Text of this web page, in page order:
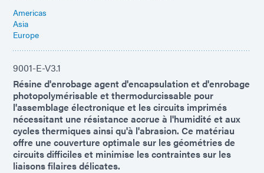
Americas
Asia
Europe
9001-E-V3.1
Résine d'enrobage agent d'encapsulation et d'enrobage
photopolymérisable et thermodurcissable pour
l'assemblage électronique et les circuits imprimés
nécessitant une résistance accrue à l'humidité et aux
cycles thermiques ainsi qu'à l'abrasion. Ce matériau
offre une couverture optimale sur les géométries de
circuits difficiles et minimise les contraintes sur les
liaisons filaires délicates.